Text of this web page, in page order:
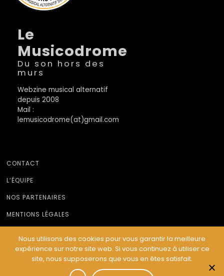
Le
Musicodrome
Du son hors des
murs
Webzine musical alternatif
depuis 2008
Mail :
lemusicodrome(at)gmail.com
CONTACT
L’ÉQUIPE
NOS PARTENAIRES
MENTIONS LÉGALES
© Le Musicodrome 2022 - Webdesign :Cereal Concept
Nous utilisons des cookies pour vous garantir la meilleure
expérience sur notre site web. Si vous continuez à utiliser ce
site, nous supposerons que vous en êtes satisfait.